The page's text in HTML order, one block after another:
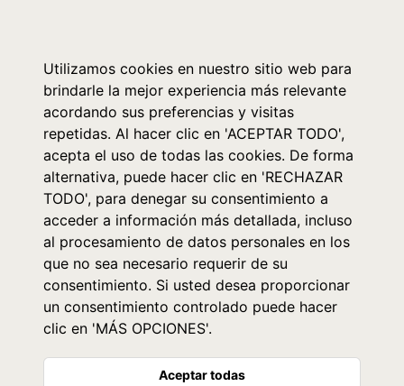
Utilizamos cookies en nuestro sitio web para
brindarle la mejor experiencia más relevante
acordando sus preferencias y visitas
repetidas. Al hacer clic en 'ACEPTAR TODO',
acepta el uso de todas las cookies. De forma
alternativa, puede hacer clic en 'RECHAZAR
TODO', para denegar su consentimiento a
acceder a información más detallada, incluso
al procesamiento de datos personales en los
que no sea necesario requerir de su
consentimiento. Si usted desea proporcionar
un consentimiento controlado puede hacer
clic en 'MÁS OPCIONES'.
Aceptar todas